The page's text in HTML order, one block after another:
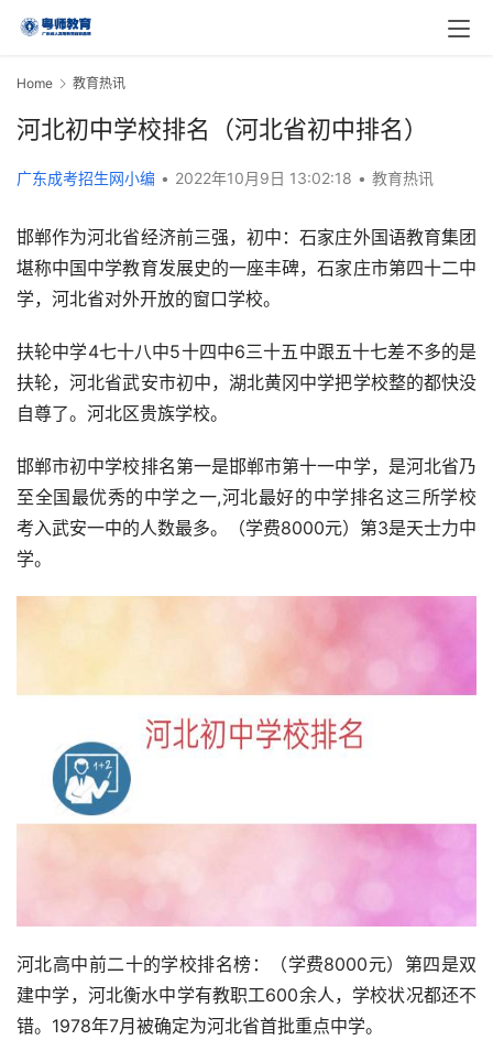
Home 教育热讯
河北初中学校排名（河北省初中排名）
广东成考招生网小编 • 2022年10月9日 13:02:18 • 教育热讯
邯郸作为河北省经济前三强，初中：石家庄外国语教育集团
堪称中国中学教育发展史的一座丰碑，石家庄市第四十二中
学，河北省对外开放的窗口学校。
扶轮中学4七十八中5十四中6三十五中跟五十七差不多的是
扶轮，河北省武安市初中，湖北黄冈中学把学校整的都快没
自尊了。河北区贵族学校。
邯郸市初中学校排名第一是邯郸市第十一中学，是河北省乃
至全国最优秀的中学之一,河北最好的中学排名这三所学校
考入武安一中的人数最多。（学费8000元）第3是天士力中
学。
河北高中前二十的学校排名榜：（学费8000元）第四是双
建中学，河北衡水中学有教职工600余人，学校状况都还不
错。1978年7月被确定为河北省首批重点中学。